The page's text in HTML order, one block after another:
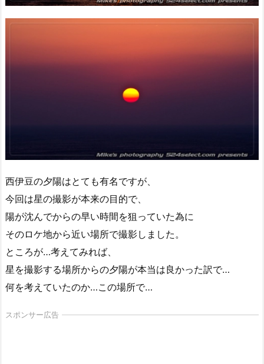
西伊豆の夕陽はとても有名ですが、
今回は星の撮影が本来の目的で、
陽が沈んでからの早い時間を狙っていた為に
そのロケ地から近い場所で撮影しました。
ところが…考えてみれば、
星を撮影する場所からの夕陽が本当は良かった訳で…
何を考えていたのか…この場所で…
スポンサー広告